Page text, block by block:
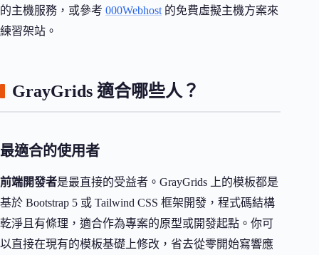
的主機服務，或參考 000Webhost 的免費虛擬主機方案來
練習架站。
GrayGrids 適合哪些人？
最適合的使用者
前端開發者是最直接的受益者。GrayGrids 上的模板都是
基於 Bootstrap 5 或 Tailwind CSS 框架開發，程式碼結構
乾淨且有條理，適合作為專案的原型或開發起點。你可
以直接在現有的模板基礎上修改，省去從零開始寫響應